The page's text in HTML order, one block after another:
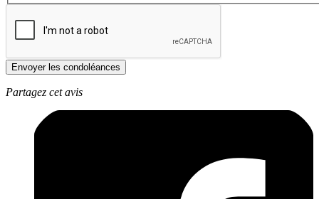
Envoyer les condoléances
Partagez cet avis